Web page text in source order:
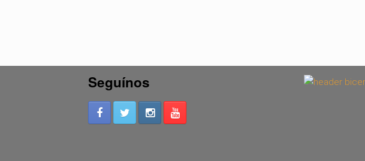
Seguínos